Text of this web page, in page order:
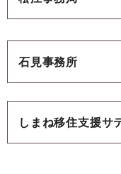
石見事務所
しまね移住支援サ